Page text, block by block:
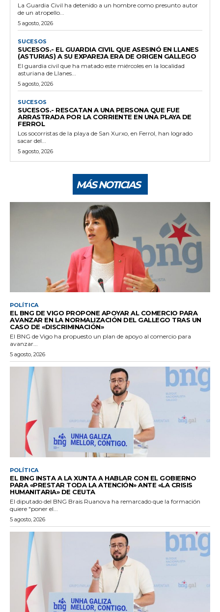
La Guardia Civil ha detenido a un hombre como presunto autor
de un atropello...
5 agosto, 2026
SUCESOS
SUCESOS.- EL GUARDIA CIVIL QUE ASESINÓ EN LLANES
(ASTURIAS) A SU EXPAREJA ERA DE ORIGEN GALLEGO
El guardia civil que ha matado este miércoles en la localidad
asturiana de Llanes...
5 agosto, 2026
SUCESOS
SUCESOS.- RESCATAN A UNA PERSONA QUE FUE
ARRASTRADA POR LA CORRIENTE EN UNA PLAYA DE
FERROL
Los socorristas de la playa de San Xurxo, en Ferrol, han logrado
sacar del...
5 agosto, 2026
MÁS NOTICIAS
POLÍTICA
EL BNG DE VIGO PROPONE APOYAR AL COMERCIO PARA
AVANZAR EN LA NORMALIZACIÓN DEL GALLEGO TRAS UN
CASO DE «DISCRIMINACIÓN»
El BNG de Vigo ha propuesto un plan de apoyo al comercio para
avanzar...
5 agosto, 2026
POLÍTICA
EL BNG INSTA A LA XUNTA A HABLAR CON EL GOBIERNO
PARA «PRESTAR TODA LA ATENCIÓN» ANTE «LA CRISIS
HUMANITARIA» DE CEUTA
El diputado del BNG Brais Ruanova ha remarcado que la formación
quiere "poner el...
5 agosto, 2026